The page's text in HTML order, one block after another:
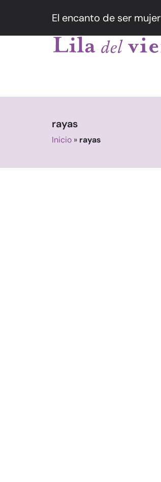
El encanto de ser mujer
rayas
Inicio » rayas